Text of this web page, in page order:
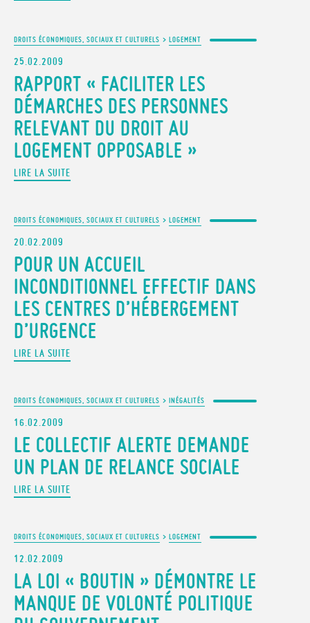
DROITS ÉCONOMIQUES, SOCIAUX ET CULTURELS > LOGEMENT
25.02.2009
RAPPORT « FACILITER LES
DÉMARCHES DES PERSONNES
RELEVANT DU DROIT AU
LOGEMENT OPPOSABLE »
LIRE LA SUITE
DROITS ÉCONOMIQUES, SOCIAUX ET CULTURELS > LOGEMENT
20.02.2009
POUR UN ACCUEIL
INCONDITIONNEL EFFECTIF DANS
LES CENTRES D’HÉBERGEMENT
D’URGENCE
LIRE LA SUITE
DROITS ÉCONOMIQUES, SOCIAUX ET CULTURELS > INÉGALITÉS
16.02.2009
LE COLLECTIF ALERTE DEMANDE
UN PLAN DE RELANCE SOCIALE
LIRE LA SUITE
DROITS ÉCONOMIQUES, SOCIAUX ET CULTURELS > LOGEMENT
12.02.2009
LA LOI « BOUTIN » DÉMONTRE LE
MANQUE DE VOLONTÉ POLITIQUE